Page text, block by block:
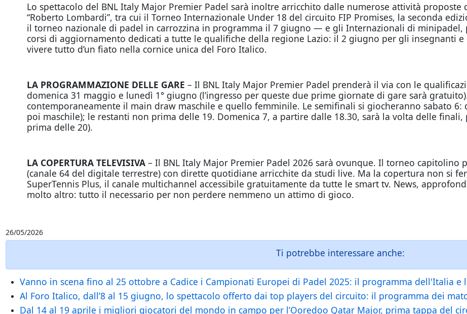
Lo spettacolo del BNL Italy Major Premier Padel sarà inoltre arricchito dalle numerose attività proposte
“Roberto Lombardi”, tra cui il Torneo Internazionale Under 18 del circuito FIP Promises, la seconda
il torneo nazionale di padel in carrozzina in programma il 7 giugno — e gli Internazionali di minipadel,
corsi di aggiornamento dedicati a tutte le qualifiche della regione Lazio: il 2 giugno per gli insegnanti
vivere tutto d’un fiato nella cornice unica del Foro Italico.
LA PROGRAMMAZIONE DELLE GARE – Il BNL Italy Major Premier Padel prenderà il via con le
domenica 31 maggio e lunedì 1° giugno (l’ingresso per queste due prime giornate di gare sarà
contemporaneamente il main draw maschile e quello femminile. Le semifinali si giocheranno sabato
poi maschile); le restanti non prima delle 19. Domenica 7, a partire dalle 18.30, sarà la volta delle
prima delle 20).
LA COPERTURA TELEVISIVA– Il BNL Italy Major Premier Padel 2026 sarà ovunque. Il torneo capitolino
(canale 64 del digitale terrestre) con dirette quotidiane arricchite da studi live. Ma la copertura non si
SuperTennis Plus, il canale multichannel accessibile gratuitamente da tutte le smart tv. News,
molto altro: tutto il necessario per non perdere nemmeno un attimo di gioco.
26/05/2026
Ti potrebbe interessare anche:
Vanno in scena fino al 25 ottobre a Cadice i Campionati Europei di Padel 2025: il programma dell'Italia e
Al Foro Italico, dall’8 al 15 giugno, lo spettacolo offerto dai top players del circuito: il programma dei
Dal 14 al 19 aprile i migliori giocatori del mondo in campo per l’Ooredoo Qatar Major, prima tappa del